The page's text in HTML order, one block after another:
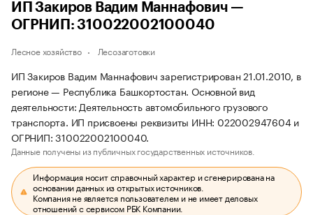
ИП Закиров Вадим Маннафович —
ОГРНИП: 310022002100040
Лесное хозяйство Лесозаготовки
ИП Закиров Вадим Маннафович зарегистрирован 21.01.2010, в
регионе — Республика Башкортостан. Основной вид
деятельности: Деятельность автомобильного грузового
транспорта. ИП присвоены реквизиты ИНН: 022002947604 и
ОГРНИП: 310022002100040.
Данные получены из публичных государственных источников.
Информация носит справочный характер и сгенерирована на
основании данных из открытых источников.
Компания не является пользователем и не имеет деловых
отношений с сервисом РБК Компании.